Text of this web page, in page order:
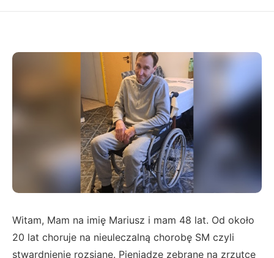
Witam, Mam na imię Mariusz i mam 48 lat. Od około
20 lat choruje na nieuleczalną chorobę SM czyli
stwardnienie rozsiane. Pieniądze zebrane na zrzutce